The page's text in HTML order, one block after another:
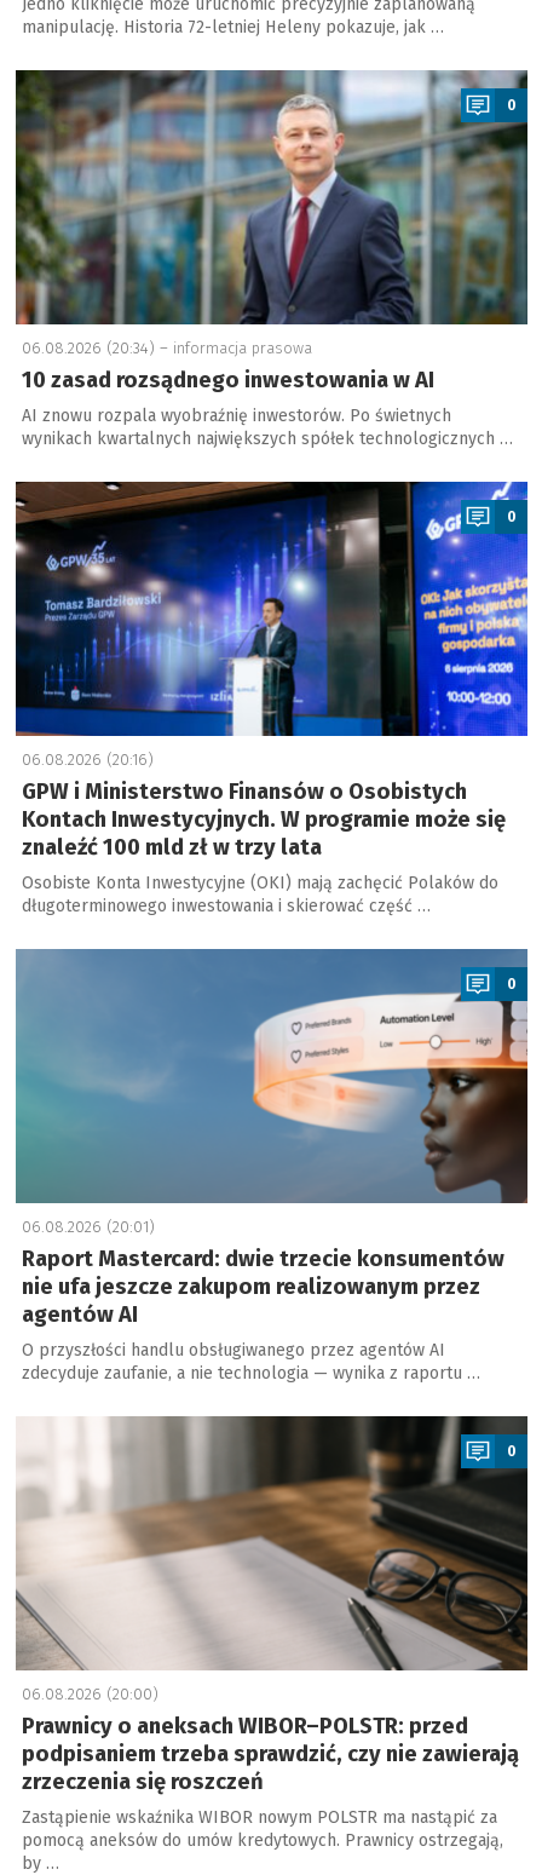
manipulację. Historia 72-letniej Heleny pokazuje, jak …
a
0
06.08.2026 (20:34) – informacja prasowa
10 zasad rozsądnego inwestowania w AI
AI znowu rozpala wyobraźnię inwestorów. Po świetnych
wynikach kwartalnych największych spółek technologicznych …
a
0
06.08.2026 (20:16)
GPW i Ministerstwo Finansów o Osobistych
Kontach Inwestycyjnych. W programie może się
znaleźć 100 mld zł w trzy lata
Osobiste Konta Inwestycyjne (OKI) mają zachęcić Polaków do
długoterminowego inwestowania i skierować część …
a
0
06.08.2026 (20:01)
Raport Mastercard: dwie trzecie konsumentów
nie ufa jeszcze zakupom realizowanym przez
agentów AI
O przyszłości handlu obsługiwanego przez agentów AI
zdecyduje zaufanie, a nie technologia — wynika z raportu …
a
0
06.08.2026 (20:00)
Prawnicy o aneksach WIBOR–POLSTR: przed
podpisaniem trzeba sprawdzić, czy nie zawierają
zrzeczenia się roszczeń
Zastąpienie wskaźnika WIBOR nowym POLSTR ma nastąpić za
pomocą aneksów do umów kredytowych. Prawnicy ostrzegają,
by …